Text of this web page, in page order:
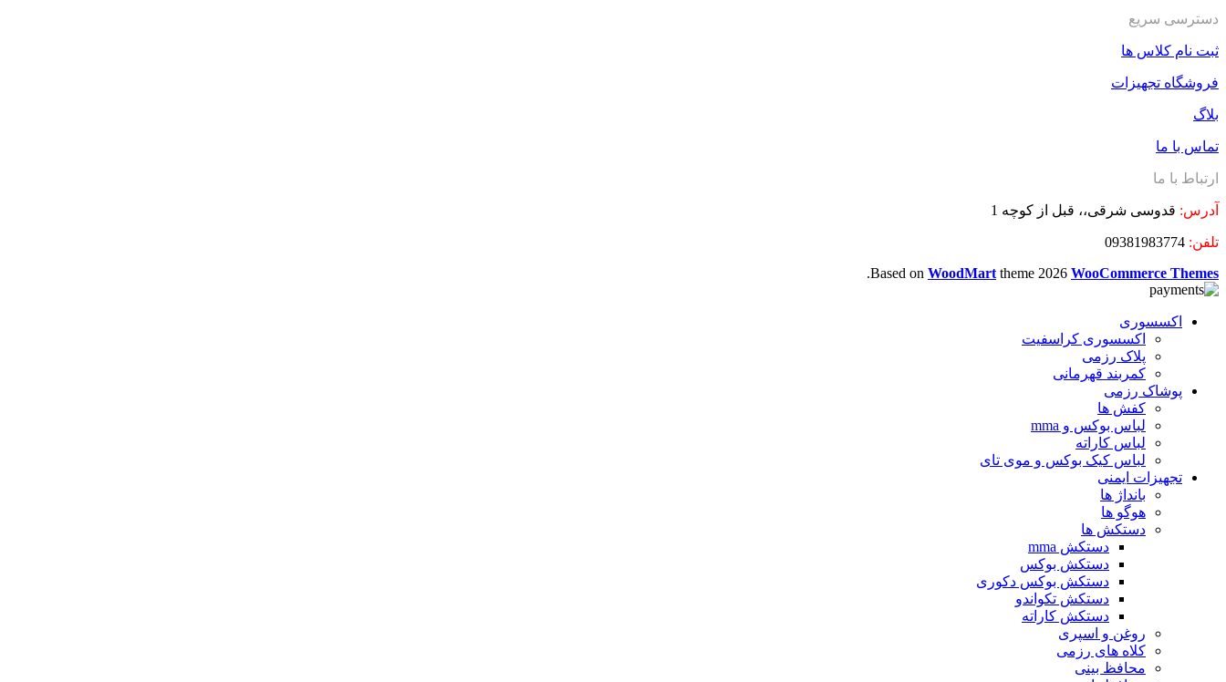
دسترسی سریع
ثبت نام کلاس ها
فروشگاه تجهیزات
بلاگ
تماس با ما
ارتباط با ما
آدرس: قدوسی شرقی،، قبل از کوچه 1
تلفن:
Based on WoodMarttheme 2026 WooCommerce Themes
.
اکسسوری
اکسسوری کراسفیت
پلاک رزمی
کمربند قهرمانی
پوشاک رزمی
کفش ها
لباس بوکس و mma
لباس کاراته
لباس کیک بوکس و موی تای
تجهیزات ایمنی
بانداژ ها
هوگو ها
دستکش ها
دستکش mma
دستکش بوکس
دستکش بوکس دکوری
دستکش تکواندو
دستکش کاراته
روغن و اسپری
کلاه های رزمی
محافظ بینی